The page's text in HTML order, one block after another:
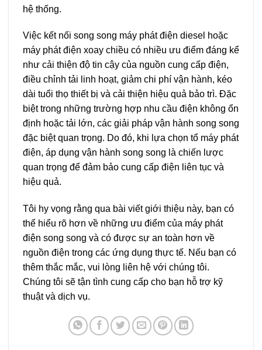
hệ thống.
Việc kết nối song song máy phát điện diesel hoặc
máy phát điện xoay chiều có nhiều ưu điểm đáng kể
như cải thiện độ tin cậy của nguồn cung cấp điện,
điều chỉnh tải linh hoạt, giảm chi phí vận hành, kéo
dài tuổi thọ thiết bị và cải thiện hiệu quả bảo trì. Đặc
biệt trong những trường hợp nhu cầu điện không ổn
định hoặc tải lớn, các giải pháp vận hành song song
đặc biệt quan trọng. Do đó, khi lựa chọn tổ máy phát
điện, áp dụng vận hành song song là chiến lược
quan trọng để đảm bảo cung cấp điện liên tục và
hiệu quả.
Tôi hy vọng rằng qua bài viết giới thiệu này, bạn có
thể hiểu rõ hơn về những ưu điểm của máy phát
điện song song và có được sự an toàn hơn về
nguồn điện trong các ứng dụng thực tế. Nếu bạn có
thêm thắc mắc, vui lòng liên hệ với chúng tôi.
Chúng tôi sẽ tận tình cung cấp cho bạn hỗ trợ kỹ
thuật và dịch vụ.